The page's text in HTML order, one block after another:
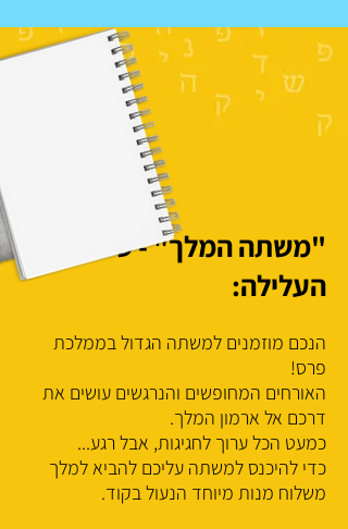
"משתה המלך" - סיפור
העלילה:
הנכם מוזמנים למשתה הגדול בממלכת
פרס!
האורחים המחופשים והנרגשים עושים את
דרכם אל ארמון המלך.
כמעט הכל ערוך לחגיגות, אבל רגע...
כדי להיכנס למשתה עליכם להביא למלך
משלוח מנות מיוחד הנעול בקוד.